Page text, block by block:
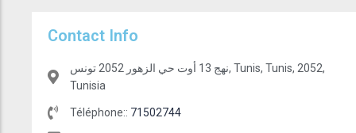
Contact Info
نهج 13 أوت حي الزهور 2052 تونس, Tunis, Tunis, 2052,
Tunisia
Téléphone:: 71502744